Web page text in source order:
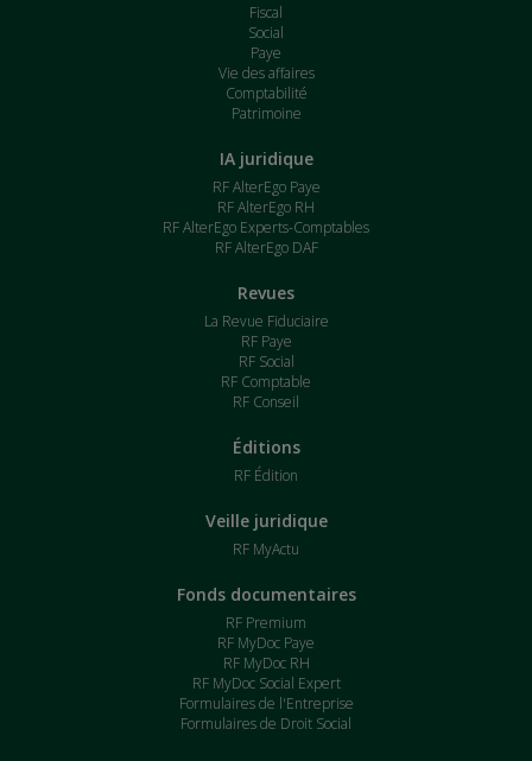
Fiscal
Social
Paye
Vie des affaires
Comptabilité
Patrimoine
IA juridique
RF AlterEgo Paye
RF AlterEgo RH
RF AlterEgo Experts-Comptables
RF AlterEgo DAF
Revues
La Revue Fiduciaire
RF Paye
RF Social
RF Comptable
RF Conseil
Éditions
RF Édition
Veille juridique
RF MyActu
Fonds documentaires
RF Premium
RF MyDoc Paye
RF MyDoc RH
RF MyDoc Social Expert
Formulaires de l'Entreprise
Formulaires de Droit Social